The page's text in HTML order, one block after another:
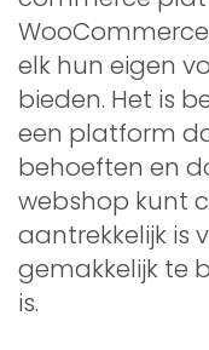
elk hun eigen
bieden. Het is
een platform
behoeften en
webshop kunt
aantrekkelijk is
gemakkelijk te
is.